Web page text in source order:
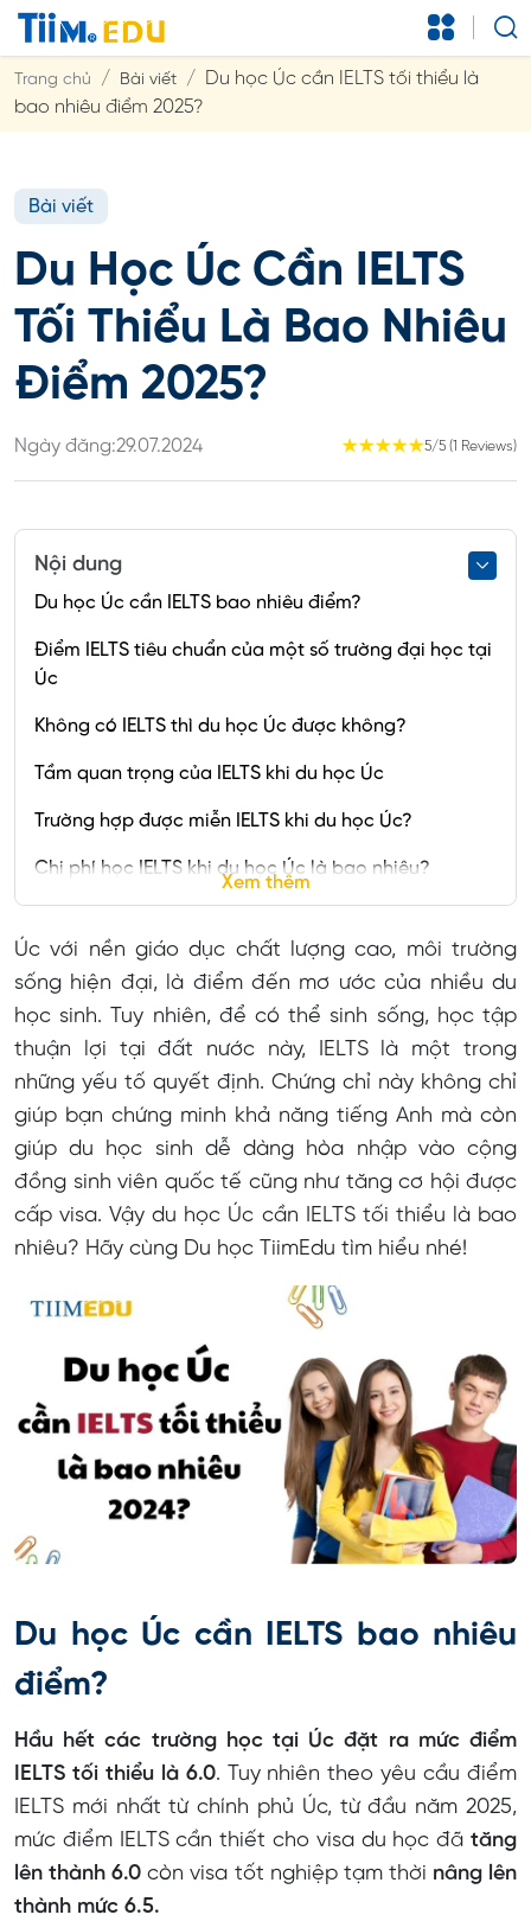
Trang chủ Bài viết
Du học Úc cần IELTS tối thiểu là
bao nhiêu điểm 2025?
Bài viết
Du Học Úc Cần IELTS
Tối Thiểu Là Bao Nhiêu
Điểm 2025?
Ngày đăng:29.07.2024 ☆
☆
☆
☆
☆ 5/5 (1 Reviews)
Nội dung
Du học Úc cần IELTS bao nhiêu điểm?
Điểm IELTS tiêu chuẩn của một số trường đại học tại
Úc
Không có IELTS thì du học Úc được không?
Tầm quan trọng của IELTS khi du học Úc
Trường hợp được miễn IELTS khi du học Úc?
Chi phí học IELTS khi du học Úc là bao nhiêu?
Xem thêm
Úc với nền giáo dục chất lượng cao, môi trường
sống hiện đại, là điểm đến mơ ước của nhiều du
học sinh. Tuy nhiên, để có thể sinh sống, học tập
thuận lợi tại đất nước này, IELTS là một trong
những yếu tố quyết định. Chứng chỉ này không chỉ
giúp bạn chứng minh khả năng tiếng Anh mà còn
giúp du học sinh dễ dàng hòa nhập vào cộng
đồng sinh viên quốc tế cũng như tăng cơ hội được
cấp visa. Vậy du học Úc cần IELTS tối thiểu là bao
nhiêu? Hãy cùng Du học TiimEdu tìm hiểu nhé!
Du học Úc cần IELTS bao nhiêu
điểm?
Hầu hết các trường học tại Úc đặt ra mức điểm
IELTS tối thiểu là 6.0. Tuy nhiên theo yêu cầu điểm
IELTS mới nhất từ chính phủ Úc, từ đầu năm 2025,
mức điểm IELTS cần thiết cho visa du học đã tăng
lên thành 6.0 còn visa tốt nghiệp tạm thời nâng lên
thành mức 6.5.